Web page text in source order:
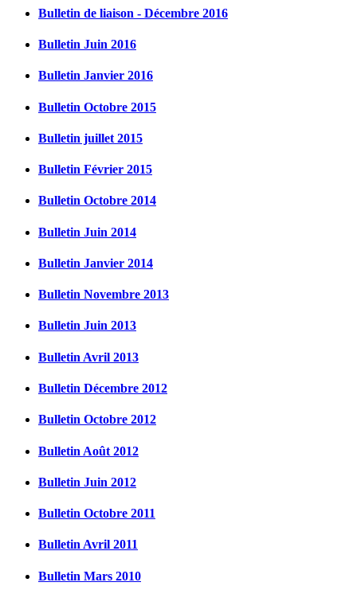
Bulletin de liaison - Décembre 2016
Bulletin Juin 2016
Bulletin Janvier 2016
Bulletin Octobre 2015
Bulletin juillet 2015
Bulletin Février 2015
Bulletin Octobre 2014
Bulletin Juin 2014
Bulletin Janvier 2014
Bulletin Novembre 2013
Bulletin Juin 2013
Bulletin Avril 2013
Bulletin Décembre 2012
Bulletin Octobre 2012
Bulletin Août 2012
Bulletin Juin 2012
Bulletin Octobre 2011
Bulletin Avril 2011
Bulletin Mars 2010